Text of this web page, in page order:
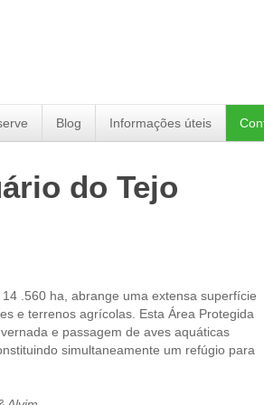
Blog Informações úteis
do Tejo
.560 ha, abrange uma extensa superfície
e terrenos agrícolas. Esta Área Protegida
e passagem de aves aquáticas
simultaneamente um refúgio para